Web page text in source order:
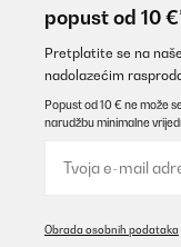
popust od 10
Pretplatite se na
nadolazećim
Popust od 10 € ne može
narudžbu minimalne
Obrada osobnih podataka